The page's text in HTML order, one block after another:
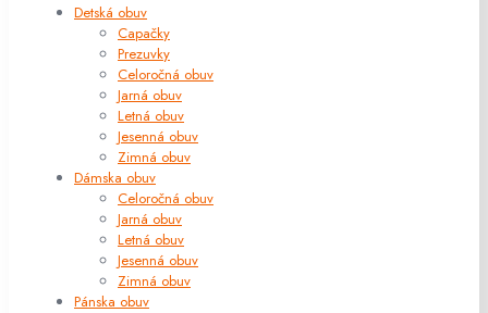
Detská obuv
Capačky
Prezuvky
Celoročná obuv
Jarná obuv
Letná obuv
Jesenná obuv
Zimná obuv
Dámska obuv
Celoročná obuv
Jarná obuv
Letná obuv
Jesenná obuv
Zimná obuv
Pánska obuv